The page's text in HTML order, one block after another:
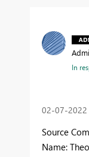
In
‎02-07-2022
Source
Name: